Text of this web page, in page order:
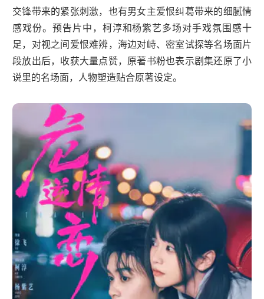
交锋带来的紧张刺激，也有男女主爱恨纠葛带来的细腻情
感戏份。预告片中，柯淳和杨紫艺多场对手戏氛围感十
足，对视之间爱恨难辨，海边对峙、密室试探等名场面片
段放出后，收获大量点赞，原著书粉也表示剧集还原了小
说里的名场面，人物塑造贴合原著设定。